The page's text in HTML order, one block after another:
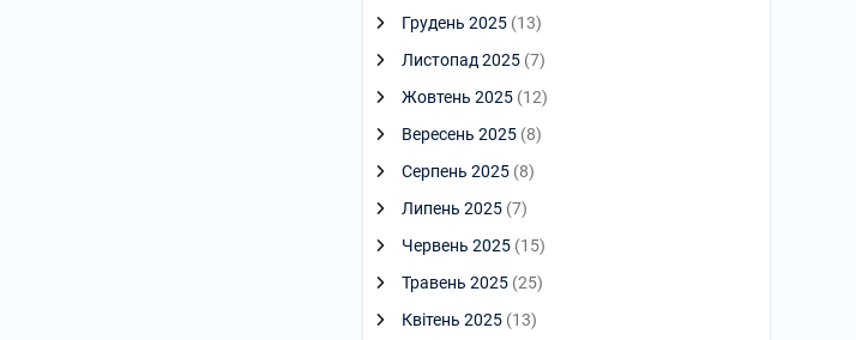
Грудень 2025 (13)
Листопад 2025 (7)
Жовтень 2025 (12)
Вересень 2025 (8)
Серпень 2025 (8)
Липень 2025 (7)
Червень 2025 (15)
Травень 2025 (25)
Квітень 2025 (13)